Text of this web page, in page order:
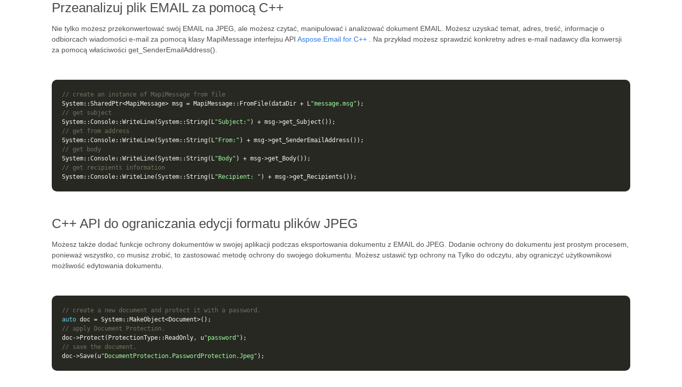
Przeanalizuj plik EMAIL za pomocą C++
Nie tylko możesz przekonwertować swój EMAIL na JPEG, ale możesz czytać, manipulować i analizować dokument EMAIL. Możesz uzyskać temat, adres, treść, informacje o
odbiorcach wiadomości e-mail za pomocą klasy MapiMessage interfejsu API Aspose.Email for C++ . Na przykład możesz sprawdzić konkretny adres e-mail nadawcy dla konwersji
za pomocą właściwości get_SenderEmailAddress().
// create an instance of MapiMessage from file
System::SharedPtr<MapiMessage> msg = MapiMessage:: FromFile(dataDir + L"message.msg" );
// get subject
System::Console::WriteLine(System::String ( L"Subject:" ) + msg ->get_Subject ());
// get from address
System::Console::WriteLine(System::String ( L"From:" ) + msg ->get_SenderEmailAddress ());
// get body
System::Console::WriteLine(System::String ( L"Body" ) + msg ->get_Body());
// get recipients information
System::Console::WriteLine(System::String ( L"Recipient: " ) + msg ->get_Recipients ());
C++ API do ograniczania edycji formatu plików JPEG
Możesz także dodać funkcje ochrony dokumentów w swojej aplikacji podczas eksportowania dokumentu z EMAIL do JPEG. Dodanie ochrony do dokumentu jest prostym procesem,
ponieważ wszystko, co musisz zrobić, to zastosować metodę ochrony do swojego dokumentu. Możesz ustawić typ ochrony na Tylko do odczytu, aby ograniczyć użytkownikowi
możliwość edytowania dokumentu.
// create a new document and protect it with a password.
auto doc = System:: MakeObject<Document>();
// apply Document Protection.
doc->Protect ( ProtectionType:: ReadOnly, u"password" );
// save the document.
doc->Save( u"DocumentProtection.PasswordProtection.Jpeg" );